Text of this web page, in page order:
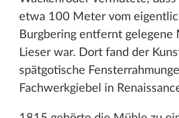
etwa 100 Meter vom
Burgbering entfernt gelegene
Lieser war. Dort fand der
spätgotische
Fachwerkgiebel in